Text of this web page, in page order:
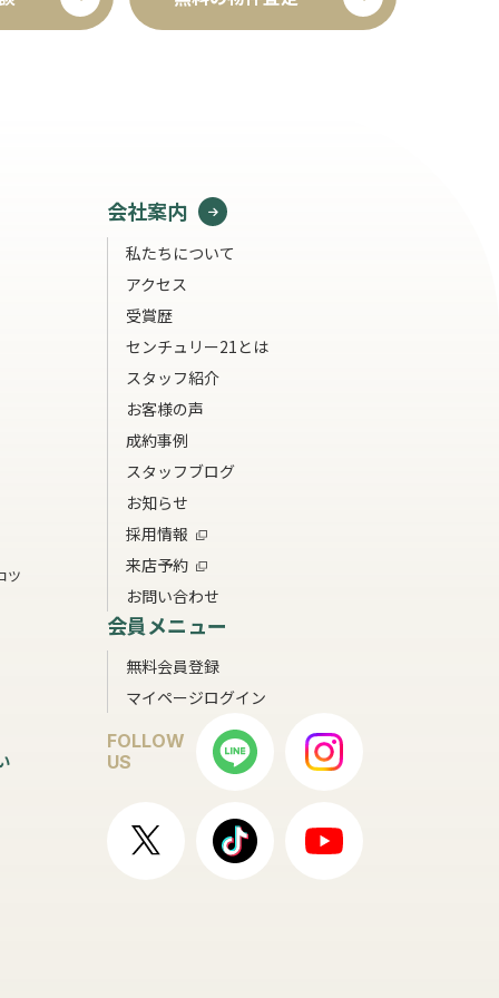
ツ
会社案内
私たちについて
アクセス
受賞歴
センチュリー21とは
スタッフ紹介
お客様の声
成約事例
スタッフブログ
お知らせ
採用情報
来店予約
お問い合わせ
会員メニュー
無料会員登録
マイページログイン
FOLLOW
US